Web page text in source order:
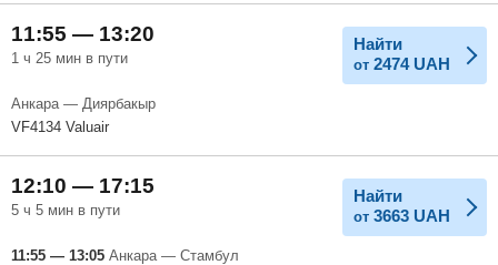
11:55 — 13:20
1 ч 25 мин в пути
Найти
от 2474 UAH
Анкара — Диярбакыр
VF4134 Valuair
12:10 — 17:15
5 ч 5 мин в пути
Найти
от 3663 UAH
11:55 — 13:05 Анкара — Стамбул